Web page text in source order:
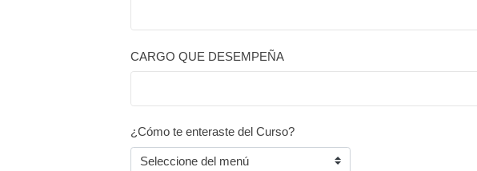
CARGO QUE DESEMPEÑA
¿Cómo te enteraste del Curso?